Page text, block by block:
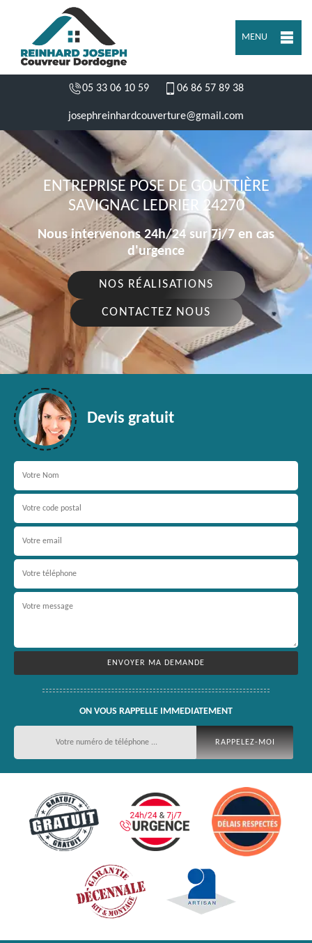
MENU
05 33 06 10 59 06 86 57 89 38
josephreinhardcouverture@gmail.com
ENTREPRISE POSE DE GOUTTIÈRE
SAVIGNAC LEDRIER 24270
Nous intervenons 24h/24 sur 7j/7 en cas
d'urgence
NOS RÉALISATIONS
CONTACTEZ NOUS
Devis gratuit
ON VOUS RAPPELLE IMMEDIATEMENT